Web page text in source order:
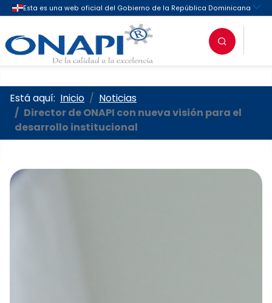
Oficina Nacional de la
Está aquí: Inicio
Noticias
Director de ONAPI con nueva visión para el
desarrollo institucional